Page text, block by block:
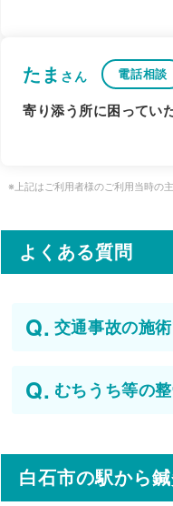
たま さん 電話相談
寄り添う所に困ってい
※上記はご利用者様のご利用当時の
よくある質問
交通事故の施
むちうち等の
白石市の駅から